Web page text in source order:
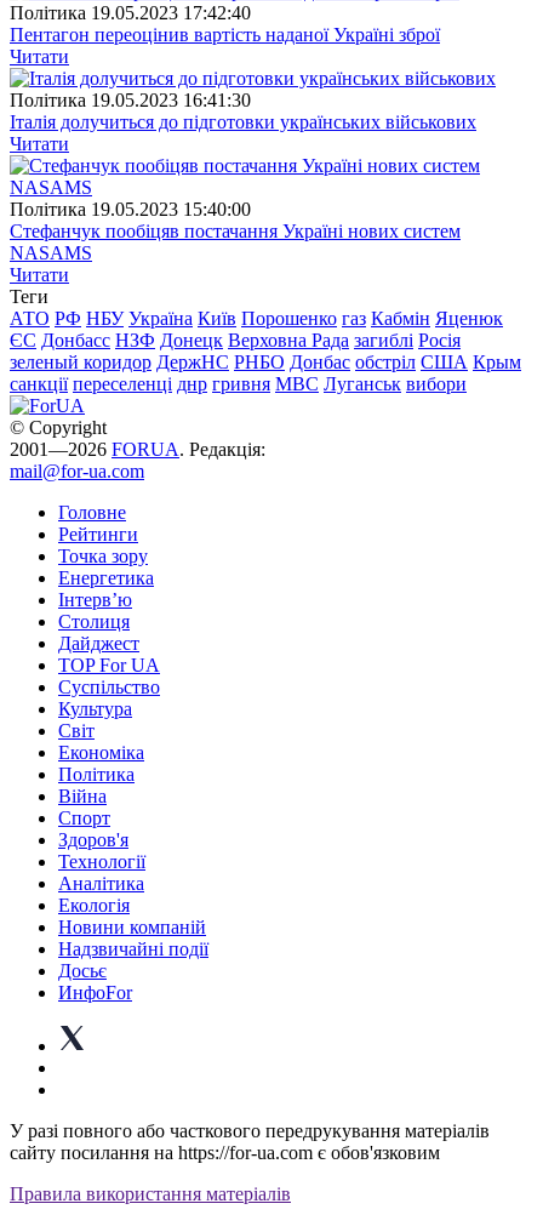
Полiтика 19.05.2023 17:42:40
Пентагон переоцінив вартість наданої Україні зброї
Читати
Полiтика 19.05.2023 16:41:30
Італія долучиться до підготовки українських військових
Читати
Полiтика 19.05.2023 15:40:00
Стефанчук пообіцяв постачання Україні нових систем
NASAMS
Читати
Теги
АТО РФ НБУ Україна Київ Порошенко газ Кабмін Яценюк
ЄС Донбасс НЗФ Донецк Верховна Рада загиблі Росія
зеленый коридор ДержНС РНБО Донбас обстріл США Крым
санкції переселенці днр гривня МВС Луганськ вибори
© Copyright
2001—2026 FORUA. Редакція:
mail@for-ua.com
Головне
Рейтинги
Точка зору
Енергетика
Інтерв’ю
Столиця
Дайджест
TOP For UA
Суспiльство
Культура
Світ
Економіка
Політика
Війна
Спорт
Здоров'я
Технології
Аналітика
Екологія
Новини компаній
Надзвичайні події
Досьє
ИнфоFor
У разі повного або часткового передрукування матеріалів
сайту посилання на https://for-ua.com є обов'язковим
Правила використання матеріалів